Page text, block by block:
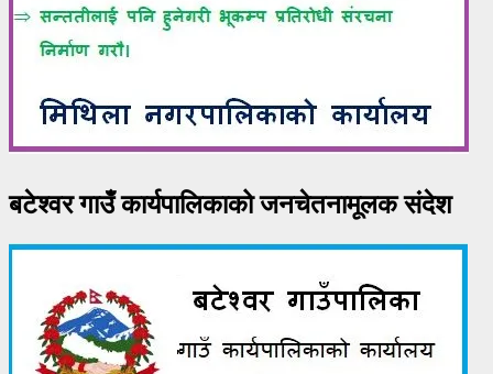
बटेश्वर गाउँ कार्यपालिकाको जनचेतनामूलक संदेश